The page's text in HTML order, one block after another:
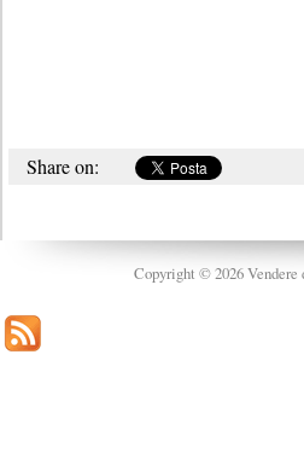
Share on:
Copyright © 2026